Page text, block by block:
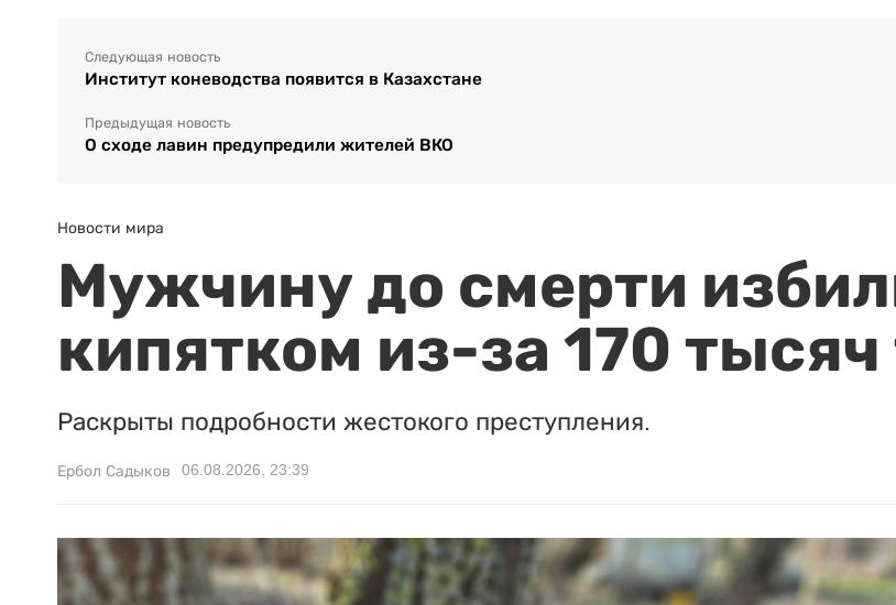
Следующая новость
Институт коневодства появится в Казахстане
Предыдущая новость
О сходе лавин предупредили жителей ВКО
Новости мира
Мужчину до смерти
кипятком из-за 170 тысяч
Раскрыты подробности жестокого преступления.
Ербол Садыков 06.08.2026, 23:39